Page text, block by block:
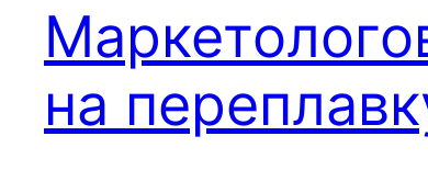
на